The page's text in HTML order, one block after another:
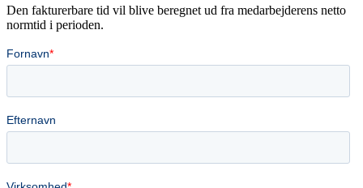
Den fakturerbare tid vil blive beregnet ud fra medarbejderens netto
normtid i perioden.